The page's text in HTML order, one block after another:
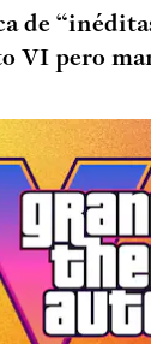
de
VI pero